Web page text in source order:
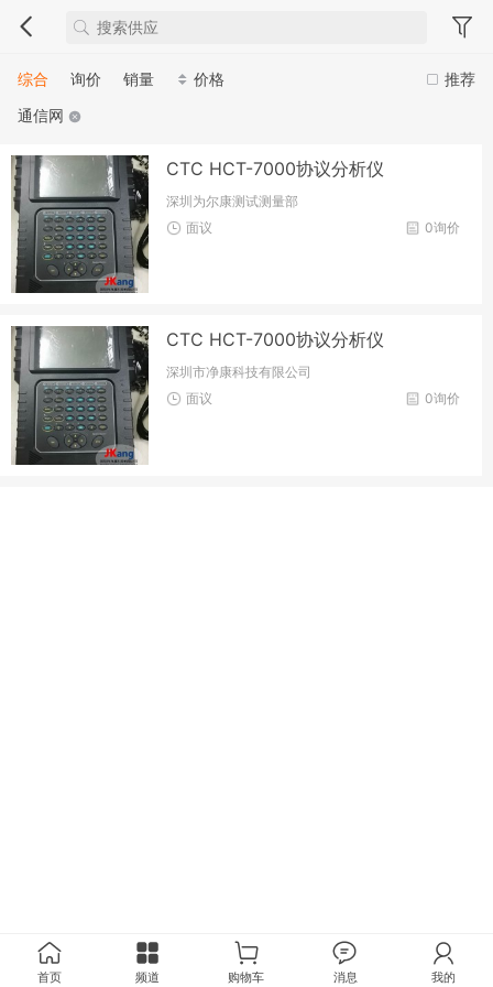
推荐
综合 询价 销量
价格
通信网
CTC HCT-7000协议分析仪
深圳为尔康测试测量部
0询价
面议
CTC HCT-7000协议分析仪
深圳市净康科技有限公司
0询价
面议
首页 频道 购物车 消息 我的